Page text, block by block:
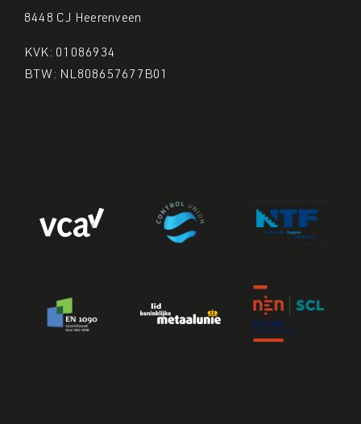
8448 CJ Heerenveen
KVK: 01086934
BTW: NL808657677B01